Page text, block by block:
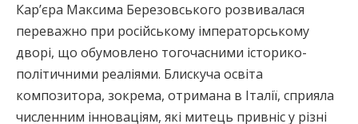
Кар’єра Максима Березовського розвивалася
переважно при російському імператорському
дворі, що обумовлено тогочасними історико-
політичними реаліями. Блискуча освіта
композитора, зокрема, отримана в Італії, сприяла
численним інноваціям, які митець привніс у різні